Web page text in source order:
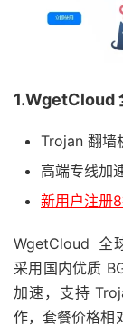
1.WgetCloud
Trojan 翻墙
高端专线加
新用户注册
WgetCloud 全
采用国内优质
加速，支持
作，套餐价格相